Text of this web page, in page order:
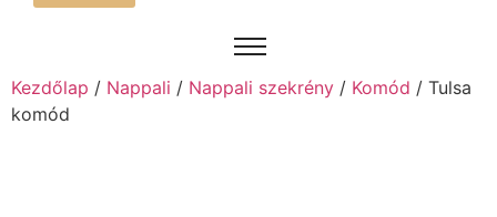
Kezdőlap / Nappali / Nappali szekrény / Komód / Tulsa
komód